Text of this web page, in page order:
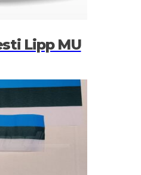
Lipp MU